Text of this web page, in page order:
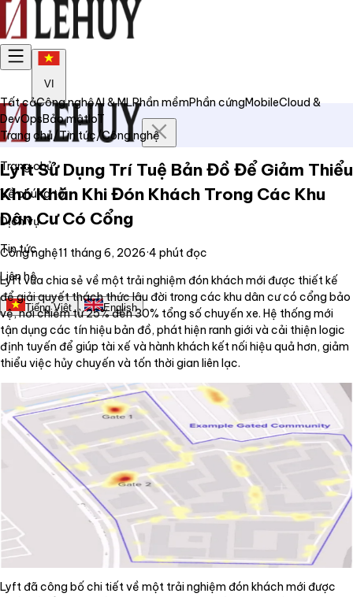
VI
Trang chủ
Về chúng tôi
Dịch vụ
Tin tức
Liên hệ
Tiếng Việt English
Tất cảCông nghệAI & MLPhần mềmPhần cứngMobileCloud &
DevOpsBảo mậtIoT
Trang chủ/Tin tức/Công nghệ
Lyft Sử Dụng Trí Tuệ Bản Đồ Để Giảm Thiểu
Khó Khăn Khi Đón Khách Trong Các Khu
Dân Cư Có Cổng
Công nghệ11 tháng 6, 2026·4 phút đọc
Lyft vừa chia sẻ về một trải nghiệm đón khách mới được thiết kế
để giải quyết thách thức lâu đời trong các khu dân cư có cổng bảo
vệ, nơi chiếm từ 25% đến 30% tổng số chuyến xe. Hệ thống mới
tận dụng các tín hiệu bản đồ, phát hiện ranh giới và cải thiện logic
định tuyến để giúp tài xế và hành khách kết nối hiệu quả hơn, giảm
thiểu việc hủy chuyến và tốn thời gian liên lạc.
Lyft đã công bố chi tiết về một trải nghiệm đón khách mới được